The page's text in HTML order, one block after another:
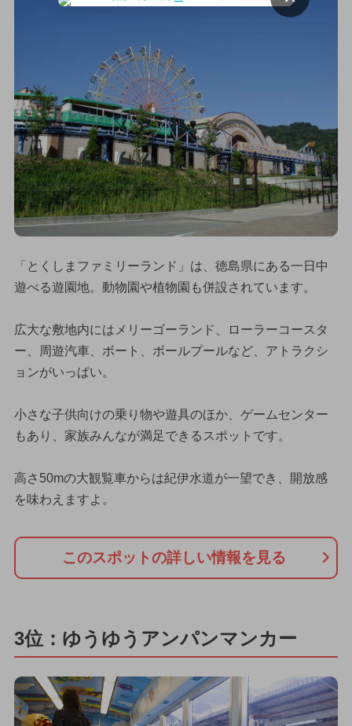
「とくしまファミリーランド」は、徳島県にある一日中
遊べる遊園地。動物園や植物園も併設されています。
広大な敷地内にはメリーゴーランド、ローラーコースタ
ー、周遊汽車、ボート、ボールプールなど、アトラクシ
ョンがいっぱい。
小さな子供向けの乗り物や遊具のほか、ゲームセンター
もあり、家族みんなが満足できるスポットです。
高さ50mの大観覧車からは紀伊水道が一望でき、開放感
を味わえますよ。
このスポットの詳しい情報を見る
3位：ゆうゆうアンパンマンカー